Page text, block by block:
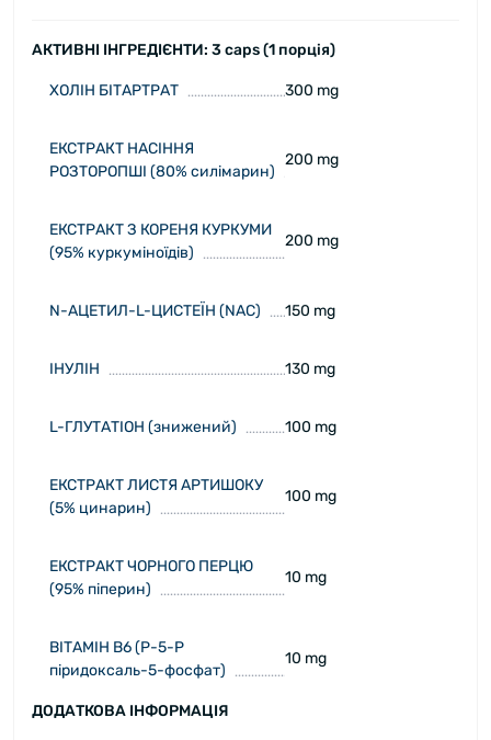
АКТИВНІ ІНГРЕДІЄНТИ: 3 caps (1 порція)
ХОЛІН БІТАРТРАТ 300 mg
ЕКСТРАКТ НАСІННЯ
РОЗТОРОПШІ (80% силімарин)
200 mg
ЕКСТРАКТ З КОРЕНЯ КУРКУМИ
(95% куркуміноїдів)
200 mg
N-АЦЕТИЛ-L-ЦИСТЕЇН (NAC) 150 mg
ІНУЛІН 130 mg
L-ГЛУТАТІОН (знижений) 100 mg
ЕКСТРАКТ ЛИСТЯ АРТИШОКУ
(5% цинарин)
100 mg
ЕКСТРАКТ ЧОРНОГО ПЕРЦЮ
(95% піперин)
10 mg
ВІТАМІН B6 (P-5-P
піридоксаль-5-фосфат)
10 mg
ДОДАТКОВА ІНФОРМАЦІЯ